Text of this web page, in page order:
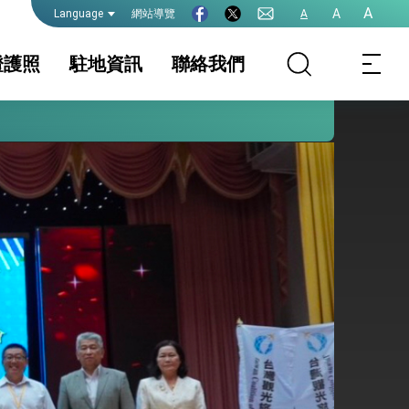
Language 網站導覽 A A A
照
組簡介 護照
簽證
證明
外籍配偶結婚依親
簽證面談
APEC商務旅行卡
領務公告
領務常見問題問答
集Q&A
駐地資訊
相關資訊 簽證及入境須知
生活資訊
及性平諮詢機
行事曆
聯絡我們
球健康的創新能量
力支持並盡速通過
，期許數位轉 型迎向下個50年
榮